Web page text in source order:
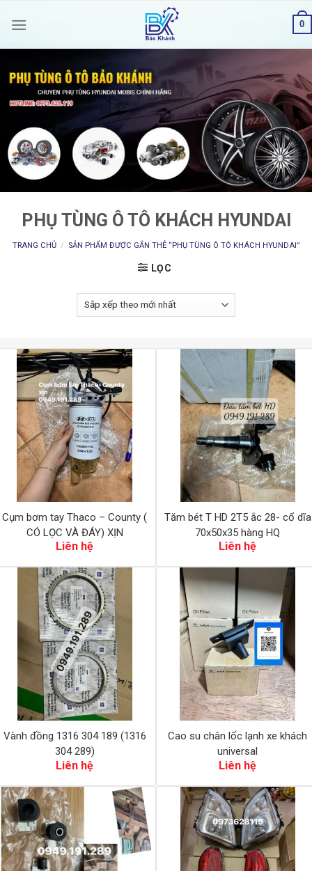
0
PHỤ TÙNG Ô TÔ KHÁCH HYUNDAI
TRANG CHỦ / SẢN PHẨM ĐƯỢC GẮN THẺ “PHỤ TÙNG Ô TÔ KHÁCH HYUNDAI”
LỌC
Cụm bơm tay Thaco – County (
CÓ LỌC VÀ ĐÁY) XỊN
Liên hệ
Tăm bét T HD 2T5 ắc 28- cổ dĩa
70x50x35 hàng HQ
Liên hệ
Vành đồng 1316 304 189 (1316
304 289)
Liên hệ
Cao su chân lốc lạnh xe khách
universal
Liên hệ